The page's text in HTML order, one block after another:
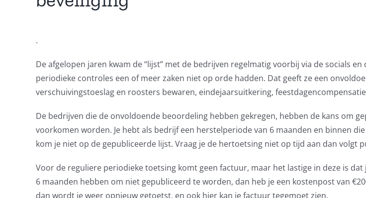
.
De afgelopen jaren kwam de “lijst” met de bedrijven regelmatig voorbij via de socials
periodieke controles een of meer zaken niet op orde hadden. Dat geeft ze een
verschuivingstoeslag en roosters bewaren, eindejaarsuitkering,
De bedrijven die de onvoldoende beoordeling hebben gekregen, hebben de kans om
voorkomen worden. Je hebt als bedrijf een herstelperiode van 6 maanden en binnen
kom je niet op de gepubliceerde lijst. Vraag je de hertoetsing niet op tijd aan dan volgt
Voor de reguliere periodieke toetsing komt geen factuur, maar het lastige in deze is
6 maanden hebben om niet gepubliceerd te worden, dan heb je een kostenpost van
dan wordt je weer opnieuw getoetst, en ook hier kan je factuur tegemoet zien.